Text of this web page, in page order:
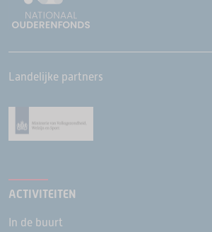
Landelijke partners
ACTIVITEITEN
In de buurt